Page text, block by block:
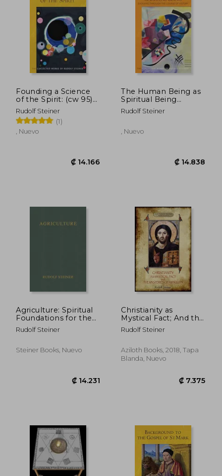
₡ 12.507
Founding a Science
of the Spirit: (cw 95)
(The Collected Works
of Rudolf Steiner) (en
Inglés)
Rudolf Steiner
(1)
, Nuevo
The Human Being as
Spiritual Being
Evolving Through the
Course of History:
the Soul and Spirit of
Rudolf Steiner) (en
Rudolf Steiner
, Nuevo
Agriculture: Spiritual
Foundations for the
Renewal of
Agriculture (cw 327)
Rudolf Steiner
Steiner Books, Nuevo
Christianity as
Mystical Fact; And the
Mysteries of Antiquity:
(Aziloth Books) (en
Rudolf Steiner
Aziloth Books, 2018, Tapa
Blanda, Nuevo